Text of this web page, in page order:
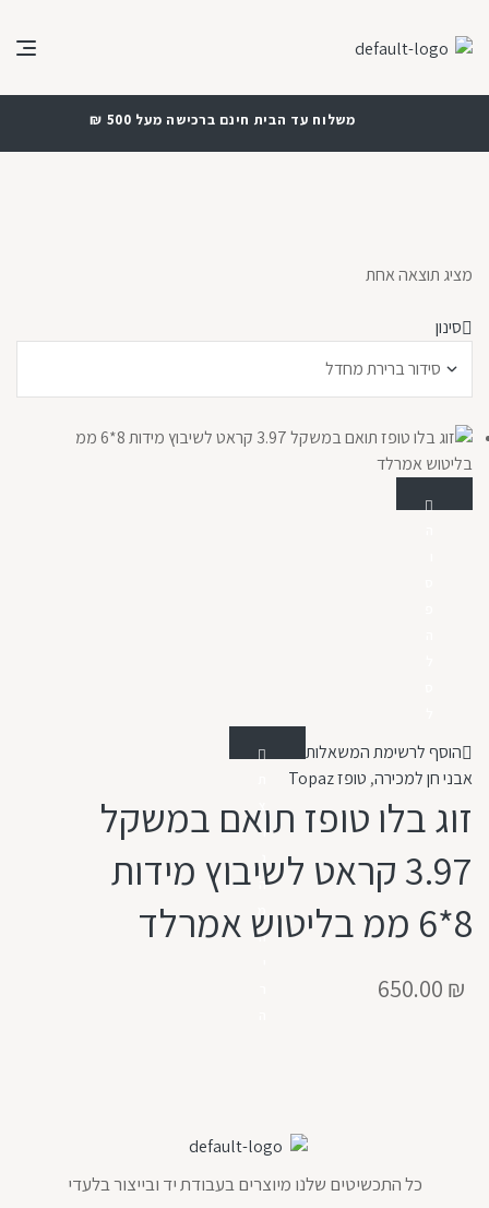
משלוח עד הבית חינם ברכישה מעל 500 ₪
מציג תוצאה אחת
סינון
הוסף לרשימת המשאלות
ו
ה
ה
אבני חן למכירה, טופז Topaz
זוג בלו טופז תואם במשקל
3.97 קראט לשיבוץ מידות
8*6 ממ בליטוש אמרלד
650.00 ₪
כל התכשיטים שלנו מיוצרים בעבודת יד ובייצור בלעדי